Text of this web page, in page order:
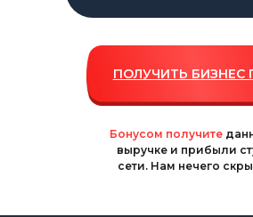
ПОЛУЧИТЬ БИЗНЕС
Бонусом получите
выручке и прибыли
сети. Нам нечего